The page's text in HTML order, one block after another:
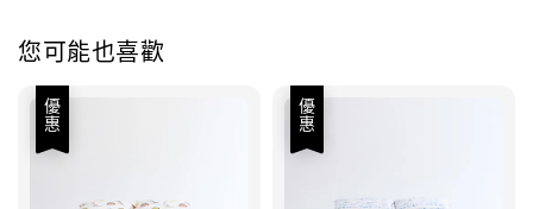
您可能也喜歡
優惠 優惠